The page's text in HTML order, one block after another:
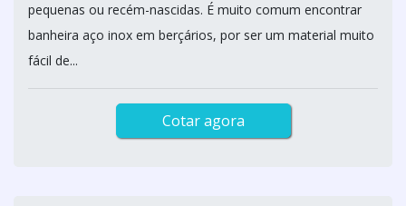
pequenas ou recém-nascidas. É muito comum encontrar
banheira aço inox em berçários, por ser um material muito
fácil de...
Cotar agora